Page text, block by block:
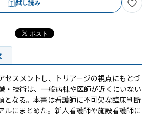
試し読み
セスメントし、トリアージの視点にもとづ
・技術は、一般病棟や医師が近くにいない
となる。本書は看護師に不可欠な臨床判断
ルにまとめた。新人看護師や施設看護師に